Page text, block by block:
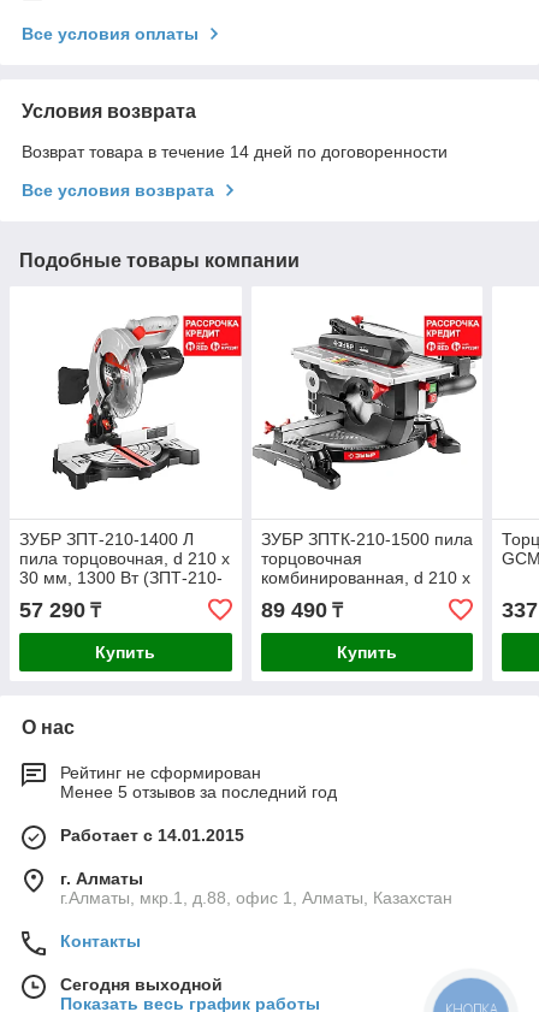
Все условия оплаты
Условия возврата
Возврат товара в течение 14 дней по договоренности
Все условия возврата
Подобные товары компании
ЗУБР ЗПТ-210-1400 Л
пила торцовочная, d 210 х
30 мм, 1300 Вт (ЗПТ-210-
57 290 ₸
Купить
ЗУБР ЗПТК-210-1500 пила
торцовочная
комбинированная, d 210 х
(ЗПТК-210-1500)
89 490₸
Купить
О нас
Рейтинг не сформирован
Менее 5 отзывов за последний год
Работает с 14.01.2015
г. Алматы
г.Алматы, мкр.1, д.88, офис 1, Алматы, Казахстан
Контакты
Сегодня выходной
Показать весь график работы